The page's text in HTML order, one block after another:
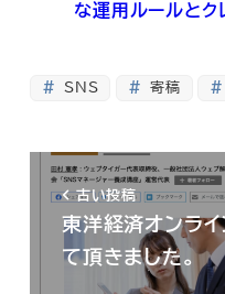
な運用ルールとク
SNS 寄稿
古い投稿
東洋経済オンラ
て頂きました。